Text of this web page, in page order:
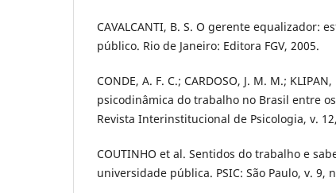
CAVALCANTI, B. S. O gerente equalizador:
público. Rio de Janeiro: Editora FGV, 2005.
CONDE, A. F. C.; CARDOSO, J. M. M.;
psicodinâmica do trabalho no Brasil entre
Revista Interinstitucional de Psicologia, v.
COUTINHO et al. Sentidos do trabalho e
universidade pública. PSIC: São Paulo, v. 9,